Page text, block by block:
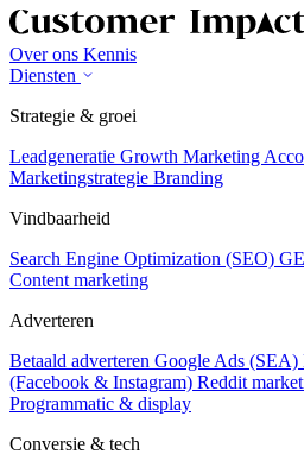
Over ons Kennis
Diensten
Strategie & groei
Leadgeneratie Growth Marketing
Marketingstrategie Branding
Vindbaarheid
Search Engine Optimization (SEO)
Content marketing
Adverteren
Betaald adverteren Google Ads (SEA)
(Facebook & Instagram) Reddit
Programmatic & display
Conversie & tech